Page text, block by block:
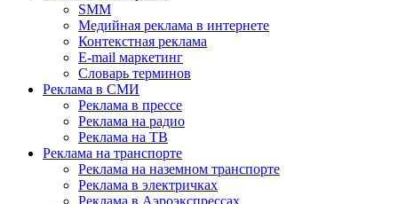
SMM
Медийная реклама в интернете
Контекстная реклама
E-mail маркетинг
Словарь терминов
Реклама в СМИ
Реклама в прессе
Реклама на радио
Реклама на ТВ
Реклама на транспорте
Реклама на наземном транспорте
Реклама в электричках